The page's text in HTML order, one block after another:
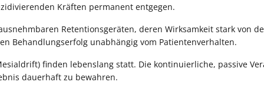
Kräften permanent entgegen.
Retentionsgeräten, deren Wirksamkeit stark von
Behandlungserfolg unabhängig vom Patientenverhalten.
finden lebenslang statt. Die kontinuierliche, passive
dauerhaft zu bewahren.